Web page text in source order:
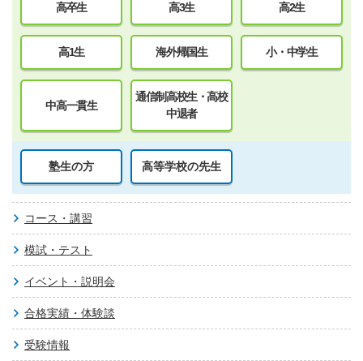
高卒生 高3生 高2生
高1生 海外帰国生 小・中学生
中高一貫生
通信制高校生・高校
中退者
塾生の方 高等学校の先生
コース・講習
模試・テスト
イベント・説明会
合格実績・体験談
受験情報